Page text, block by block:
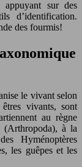
appuyant sur des
d’identification.
des fourmis!
le vivant selon
vivants, sont
au règne
(Arthropoda), à la
Hyménoptères
les guêpes et les